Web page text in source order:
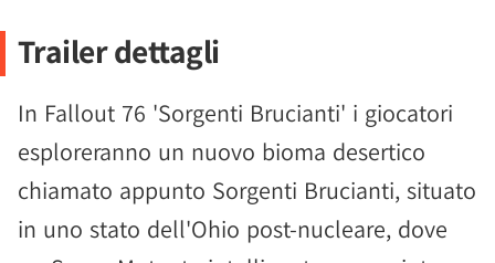
Trailer dettagli
In Fallout 76 'Sorgenti Brucianti' i giocatori
esploreranno un nuovo bioma desertico
chiamato appunto Sorgenti Brucianti, situato
in uno stato dell'Ohio post-nucleare, dove